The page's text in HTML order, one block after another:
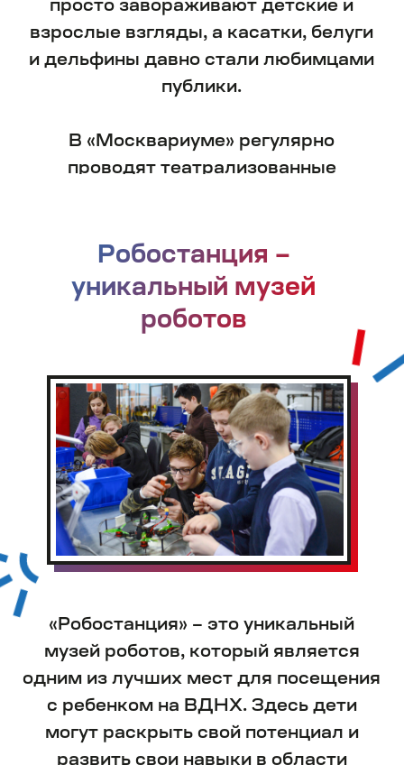
+7
Нажимая на кнопку,
обработку своих
персональных данных
Нажимая, я даю
согласие
на получение рекламных и
Забронировать
Контакты